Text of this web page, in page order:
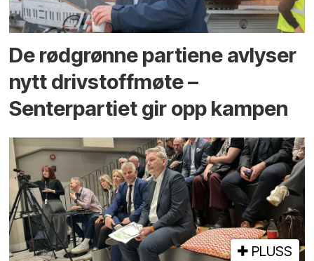
De rødgrønne partiene avlyser
nytt drivstoffmøte –
Senterpartiet gir opp kampen
PLUSS